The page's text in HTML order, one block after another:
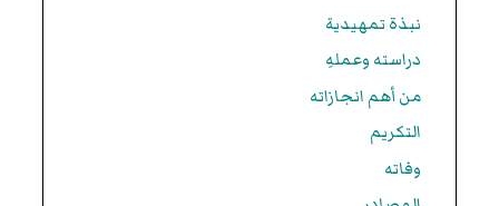
نبذة تمهيدية
دراسته وعملهِ
من أهم انجازاته
التكريم
وفاته